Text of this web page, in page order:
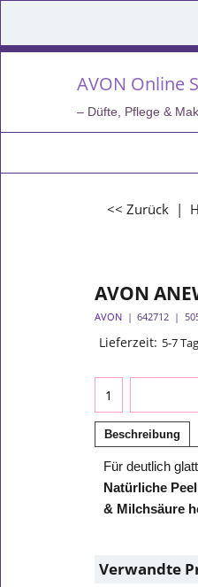
AVON Online
– Düfte, Pflege &
<< Zurück |
AVON
AVON 642712
Lieferzeit: 5-7
Beschreibung
Für deutlich
Natürliche
& Milchsäure
Verwandte